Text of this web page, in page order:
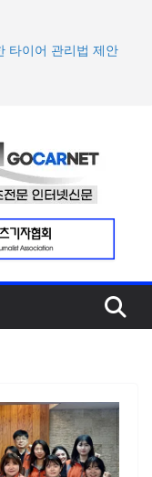
타이어 관리법 제안
’ 주요 사양 및 가격
전년 대비 14.3%